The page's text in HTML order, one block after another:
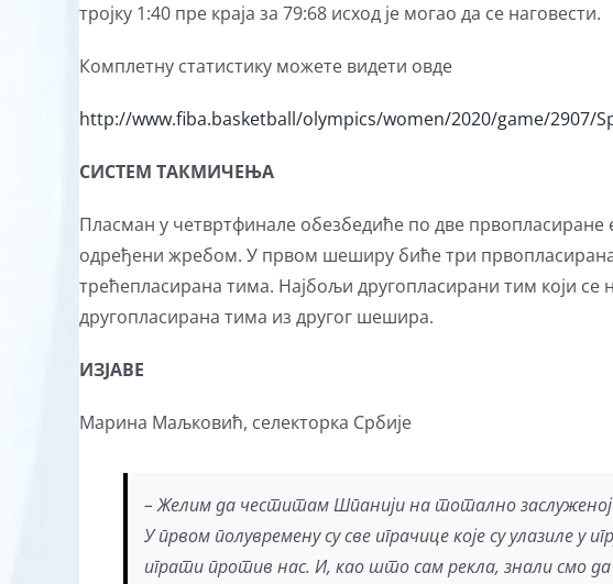
тројку 1:40 пре краја за 79:68 исход је могао да се наговести.
Комплетну статистику можете видети овде
http://www.fiba.basketball/olympics/women/2020/game/2907/
СИСТЕМ ТАКМИЧЕЊА
Пласман у четвртфинале обезбедиће по две
одређени жребом. У првом шеширу биће три
трећепласирана тима. Најбољи другопласирани тим који
другопласирана тима из другог шешира.
ИЗЈАВЕ
Марина Маљковић, селекторка Србије
– Желим да честитам Шпанији на тотално
У првом полувремену су све играчице које су улазиле
играти против нас. И, као што сам рекла, знали смо